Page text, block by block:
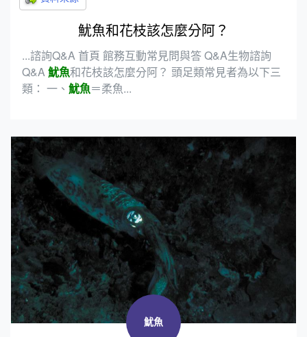
魷魚和花枝該怎麼分阿？
...諮詢Q&A 首頁 館務互動常見問與答 Q&A生物諮詢
Q&A魷魚和花枝該怎麼分阿？ 頭足類常見者為以下三
類： 一、 魷魚＝柔魚...
魷魚